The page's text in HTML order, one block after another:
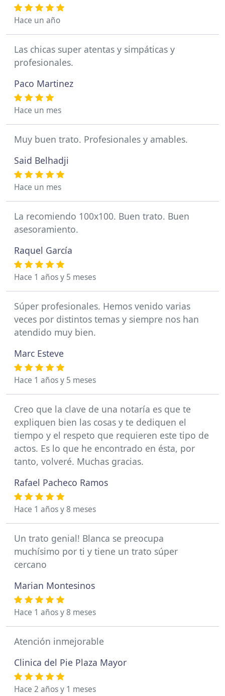
Hace un año
Las chicas super atentas y simpáticas y
profesionales.
Paco Martinez
Hace un mes
Muy buen trato. Profesionales y amables.
Said Belhadji
Hace un mes
La recomiendo 100x100. Buen trato. Buen
asesoramiento.
Raquel García
Hace 1 años y 5 meses
Súper profesionales. Hemos venido varias
veces por distintos temas y siempre nos han
atendido muy bien.
Marc Esteve
Hace 1 años y 5 meses
Creo que la clave de una notaría es que te
expliquen bien las cosas y te dediquen el
tiempo y el respeto que requieren este tipo de
actos. Es lo que he encontrado en ésta, por
tanto, volveré. Muchas gracias.
Rafael Pacheco Ramos
Hace 1 años y 8 meses
Un trato genial! Blanca se preocupa
muchísimo por ti y tiene un trato súper
cercano
Marian Montesinos
Hace 1 años y 8 meses
Atención inmejorable
Clinica del Pie Plaza Mayor
Hace 2 años y 1 meses